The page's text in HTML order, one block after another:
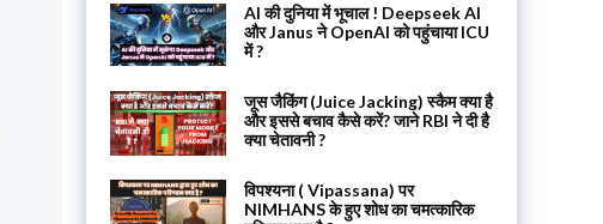
AI की दुनिया में भूचाल ! Deepseek AI
और Janus ने OpenAI को पहुंचाया ICU
में ?
जूस जैकिंग (Juice Jacking) स्कैम क्या है
और इससे बचाव कैसे करें? जाने RBI ने दी है
क्या चेतावनी ?
विपश्यना ( Vipassana) पर
NIMHANS के हुए शोध का चमत्कारिक